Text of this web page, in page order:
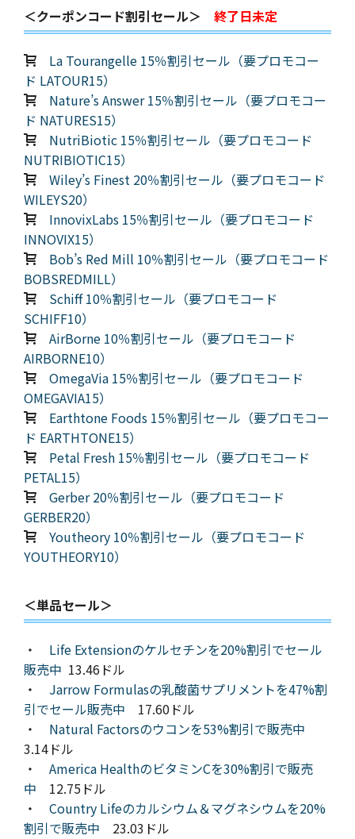
＜クーポンコード割引セール＞ 終了日未定
La Tourangelle 15％割引セール（要プロモコー
ド LATOUR15）
Nature’s Answer 15％割引セール（要プロモコー
ド NATURES15）
NutriBiotic 15％割引セール（要プロモコード
NUTRIBIOTIC15）
Wiley’s Finest 20％割引セール（要プロモコード
WILEYS20）
InnovixLabs 15％割引セール（要プロモコード
INNOVIX15）
Bob’s Red Mill 10％割引セール（要プロモコード
BOBSREDMILL）
Schiff 10％割引セール（要プロモコード
SCHIFF10）
AirBorne 10％割引セール（要プロモコード
AIRBORNE10）
OmegaVia 15％割引セール（要プロモコード
OMEGAVIA15）
Earthtone Foods 15％割引セール（要プロモコー
ド EARTHTONE15）
Petal Fresh 15％割引セール（要プロモコード
PETAL15）
Gerber 20％割引セール（要プロモコード
GERBER20）
Youtheory 10％割引セール（要プロモコード
YOUTHEORY10）
＜単品セール＞
・ Life Extensionのケルセチンを20%割引でセール
販売中 13.46ドル
・ Jarrow Formulasの乳酸菌サプリメントを47%割
引でセール販売中 17.60ドル
・ Natural Factorsのウコンを53%割引で販売中
3.14ドル
・ America HealthのビタミンCを30%割引で販売
中 12.75ドル
・ Country Lifeのカルシウム＆マグネシウムを20%
割引で販売中 23.03ドル